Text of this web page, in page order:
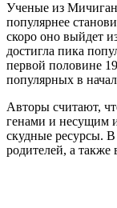
Ученые из
популярнее
скоро оно выйдет
достигла пика
первой половине
популярных в
Авторы считают,
генами и несущим
скудные ресурсы.
родителей, а также